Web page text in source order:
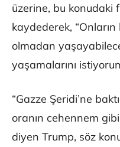
üzerine, bu konudaki
kaydederek,
olmadan
yaşamalarını
“Gazze Şeridi’ne
oranın cehennem
diyen Trump, söz